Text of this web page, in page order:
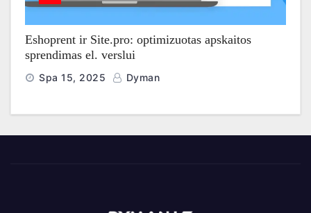
Eshoprent ir Site.pro: optimizuotas apskaitos
sprendimas el. verslui
Spa 15, 2025 Dyman